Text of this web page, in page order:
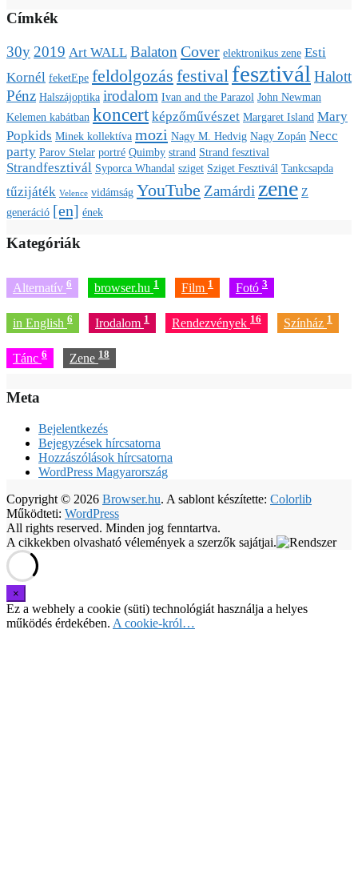
Címkék
30y 2019 Art WALL Balaton Cover elektronikus zene Esti
Kornél feketEpe feldolgozás festival fesztivál Halott
Pénz Halszájoptika irodalom Ivan and the Parazol John Newman
Kelemen kabátban koncert képzőművészet Margaret Island Mary
Popkids Minek kollektíva mozi Nagy M. Hedvig Nagy Zopán Necc
party Parov Stelar portré Quimby strand Strand fesztival
Strandfesztivál Syporca Whandal sziget Sziget Fesztivál Tankcsapda
tűzijáték Velence vidámság YouTube Zamárdi zene Z
generáció [en] ének
Kategóriák
Alternatív 6 browser.hu 1 Film 1 Fotó 3
in English 6 Irodalom 1 Rendezvények 16 Színház 1
Tánc 6 Zene 18
Meta
Bejelentkezés
Bejegyzések hírcsatorna
Hozzászólások hírcsatorna
WordPress Magyarország
Copyright © 2026 Browser.hu. A sablont készítette: Colorlib
Működteti: WordPress
All rights reserved. Minden jog fenntartva.
A cikkekben olvasható vélemények a szerzők sajátjai.
Ez a webhely a cookie (süti) technológiát használja a helyes
működés érdekében. A cookie-król…